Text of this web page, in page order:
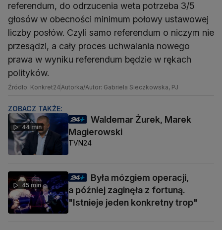
referendum, do odrzucenia weta potrzeba 3/5
głosów w obecności minimum połowy ustawowej
liczby posłów. Czyli samo referendum o niczym nie
przesądzi, a cały proces uchwalania nowego
prawa w wyniku referendum będzie w rękach
polityków.
Źródło: Konkret24Autorka/Autor: Gabriela Sieczkowska, PJ
ZOBACZ TAKŻE:
44 min
Waldemar Żurek, Marek
Magierowski
TVN24
45 min
Była mózgiem operacji,
a później zaginęła z fortuną.
"Istnieje jeden konkretny trop"